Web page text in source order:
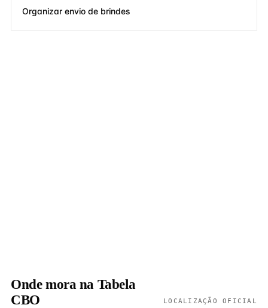
Organizar envio de brindes
Onde mora na Tabela
CBO
LOCALIZAÇÃO OFICIAL